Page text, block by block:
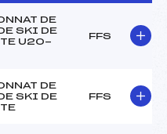
DE
SKI DE
U20-
FFS
DE
SKI DE
FFS